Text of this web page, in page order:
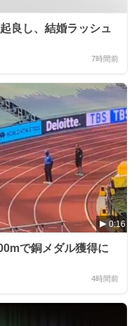
良し、結婚ラッシュ
7時間前
0:16
で銅メダル獲得に
4時間前